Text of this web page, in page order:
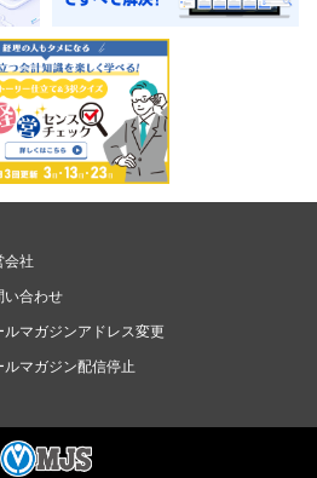
会社
い合わせ
ルマガジンアドレス変更
ルマガジン配信停止